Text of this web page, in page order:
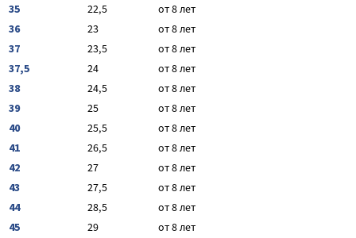
35
22,5
от 8 лет
36
23
от 8 лет
37
23,5
от 8 лет
37,5
24
от 8 лет
38
24,5
от 8 лет
39
25
от 8 лет
40
25,5
от 8 лет
41
26,5
от 8 лет
42
27
от 8 лет
43
27,5
от 8 лет
44
28,5
от 8 лет
45
29
от 8 лет